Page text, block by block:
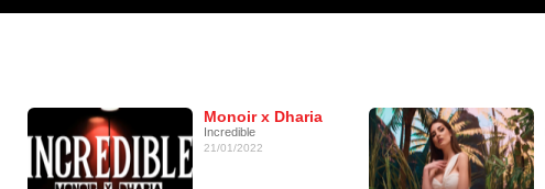
Monoir x Dharia
Incredible
21/01/2022